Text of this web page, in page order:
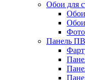
Обои для
Панель